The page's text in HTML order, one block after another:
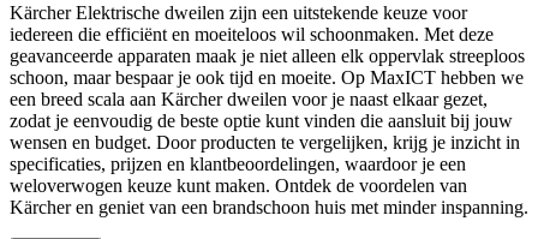
Kärcher Elektrische dweilen zijn een uitstekende keuze voor
iedereen die efficiënt en moeiteloos wil schoonmaken. Met deze
geavanceerde apparaten maak je niet alleen elk oppervlak streeploos
schoon, maar bespaar je ook tijd en moeite. Op MaxICT hebben we
een breed scala aan Kärcher dweilen voor je naast elkaar gezet,
zodat je eenvoudig de beste optie kunt vinden die aansluit bij jouw
wensen en budget. Door producten te vergelijken, krijg je inzicht in
specificaties, prijzen en klantbeoordelingen, waardoor je een
weloverwogen keuze kunt maken. Ontdek de voordelen van
Kärcher en geniet van een brandschoon huis met minder inspanning.